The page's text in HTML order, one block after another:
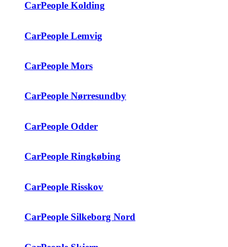
CarPeople Kolding
CarPeople Lemvig
CarPeople Mors
CarPeople Nørresundby
CarPeople Odder
CarPeople Ringkøbing
CarPeople Risskov
CarPeople Silkeborg Nord